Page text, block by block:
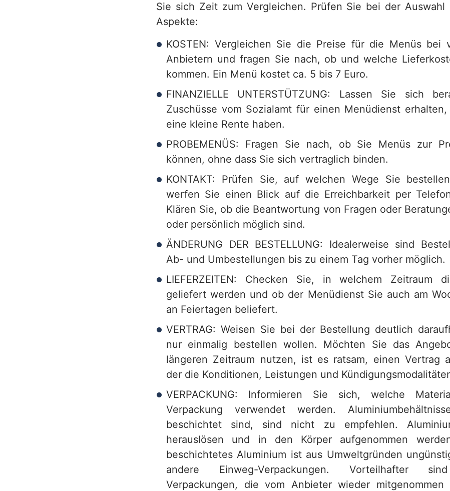
Sie sich Zeit zum Vergleichen. Prüfen Sie bei der Auswahl
Aspekte:
KOSTEN: Vergleichen Sie die Preise für die Menüs bei
Anbietern und fragen Sie nach, ob und welche
kommen. Ein Menü kostet ca. 5 bis 7 Euro.
FINANZIELLE UNTERSTÜTZUNG: Lassen Sie sich
Zuschüsse vom Sozialamt für einen Menüdienst
eine kleine Rente haben.
PROBEMENÜS: Fragen Sie nach, ob Sie Menüs zur
können, ohne dass Sie sich vertraglich binden.
KONTAKT: Prüfen Sie, auf welchen Wege Sie
werfen Sie einen Blick auf die Erreichbarkeit per
Klären Sie, ob die Beantwortung von Fragen oder
oder persönlich möglich sind.
ÄNDERUNG DER BESTELLUNG: Idealerweise sind
Ab- und Umbestellungen bis zu einem Tag vorher möglich.
LIEFERZEITEN: Checken Sie, in welchem Zeitraum
geliefert werden und ob der Menüdienst Sie auch am
an Feiertagen beliefert.
VERTRAG: Weisen Sie bei der Bestellung deutlich
nur einmalig bestellen wollen. Möchten Sie das
längeren Zeitraum nutzen, ist es ratsam, einen Vertrag
der die Konditionen, Leistungen und
VERPACKUNG: Informieren Sie sich, welche
Verpackung verwendet werden.
beschichtet sind, sind nicht zu empfehlen.
herauslösen und in den Körper aufgenommen
beschichtetes Aluminium ist aus Umweltgründen
andere Einweg-Verpackungen. Vorteilhafter
Verpackungen, die vom Anbieter wieder